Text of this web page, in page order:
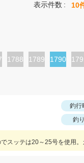
表示件数 10
ペ
1788
ペ
1789
カ
ジ
1790
ペ
釣行
釣
スッテは20～25号を使用。